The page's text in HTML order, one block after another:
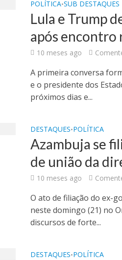
POLÍTICA•SUB DESTAQUES
Lula e Trump
após encontro
10 meses ago
A primeira conversa
e o presidente dos
próximos dias e...
DESTAQUES•POLÍTICA
Azambuja se
de união da
10 meses ago
O ato de filiação do ex-
neste domingo (21) no
discursos de forte...
DESTAQUES•POLÍTICA